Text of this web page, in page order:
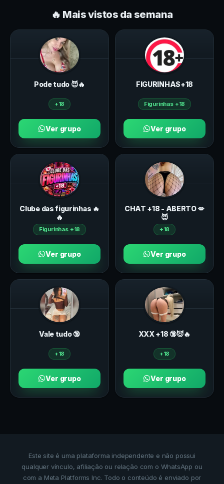
🔥 Mais vistos da semana
Pode tudo 😈🔥
+18
Ver grupo
FIGURINHAS+18
Figurinhas +18
Ver grupo
Clube das figurinhas 🔥
🔥
Figurinhas +18
Ver grupo
CHAT +18 - ABERTO 💋
😈
+18
Ver grupo
Vale tudo 🔞
+18
Ver grupo
ХXХ +18 🔞😈🔥
+18
Ver grupo
Este site é uma plataforma independente e não possui
qualquer vínculo, afiliação ou relação com o WhatsApp ou
com a Meta Platforms Inc. Todo o conteúdo é enviado por